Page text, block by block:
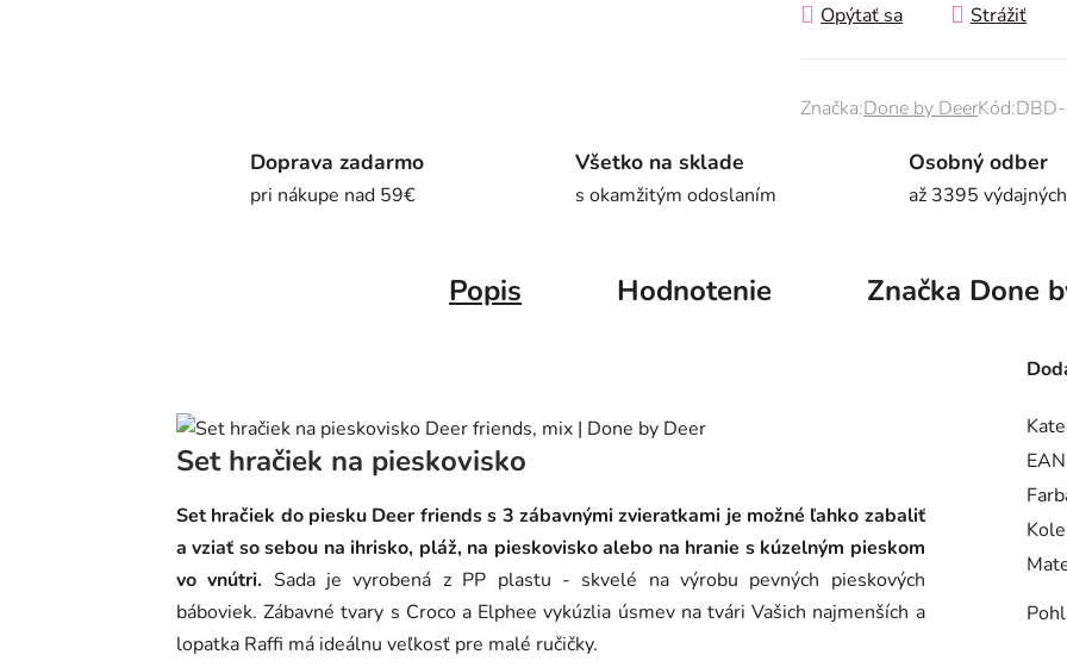
Opýtať sa Strážiť
Značka:Done by DeerKód:
Doprava zadarmo
pri nákupe nad 59€
Všetko na sklade
s okamžitým odoslaním
Osobný odber
až 3395
Popis Hodnotenie Značka Done
Set hračiek na pieskovisko
Set hračiek do piesku Deer friends s 3 zábavnými zvieratkami je možné ľahko zabaliť
a vziať so sebou na ihrisko, pláž, na pieskovisko alebo na hranie s kúzelným pieskom
vo vnútri. Sada je vyrobená z PP plastu - skvelé na výrobu pevných pieskových
báboviek. Zábavné tvary s Croco a Elphee vykúzlia úsmev na tvári Vašich najmenších a
lopatka Raffi má ideálnu veľkosť pre malé ručičky.
EAN